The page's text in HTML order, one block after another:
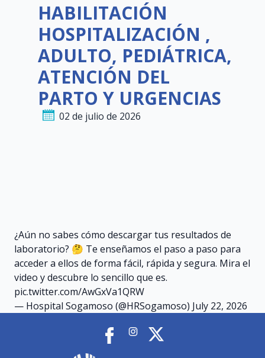
HABILITACIÓN
HOSPITALIZACIÓN ,
ADULTO, PEDIÁTRICA,
ATENCIÓN DEL
PARTO Y URGENCIAS
02 de julio de 2026
¿Aún no sabes cómo descargar tus resultados de
laboratorio? 🤔 Te enseñamos el paso a paso para
acceder a ellos de forma fácil, rápida y segura. Mira el
video y descubre lo sencillo que es.
pic.twitter.com/AwGxVa1QRW
— Hospital Sogamoso (@HRSogamoso) July 22, 2026